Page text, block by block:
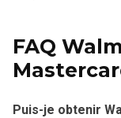
FAQ
Puis-je obtenir